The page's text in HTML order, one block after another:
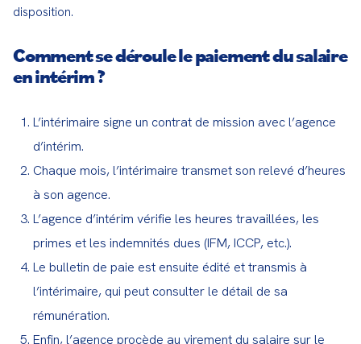
disposition.
Comment se déroule le paiement du salaire
en intérim ?
L’intérimaire signe un contrat de mission avec l’agence
d’intérim.
Chaque mois, l’intérimaire transmet son relevé d’heures
à son agence.
L’agence d’intérim vérifie les heures travaillées, les
primes et les indemnités dues (IFM, ICCP, etc.).
Le bulletin de paie est ensuite édité et transmis à
l’intérimaire, qui peut consulter le détail de sa
rémunération.
Enfin, l’agence procède au virement du salaire sur le